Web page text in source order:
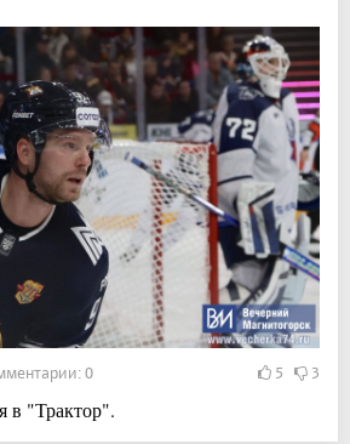
0 5 3
в "Трактор".